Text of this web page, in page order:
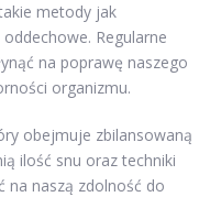
metody jak
Regularne
na poprawę naszego
organizmu.
obejmuje zbilansowaną
ilość snu oraz techniki
na naszą zdolność do